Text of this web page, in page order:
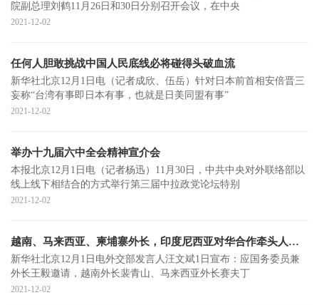
院副总理刘鹤11月26日和30日分别召开会议，在中央
2021-12-02
任何人胆敢挑战中国人民底线必将碰得头破血流
新华社北京12月1日电（记者成欣、伍岳）针对日本前首相安倍晋三
妄称“台湾有事即日本有事，也就是日美同盟有事”
2021-12-02
举办十九届六中全会精神宣介会
本报北京12月1日电（记者杨迅）11月30日，中共中央对外联络部以
线上线下相结合的方式举行第三届中拉政党论坛特别
2021-12-02
越南、马来西亚、柬埔寨外长，印度尼西亚对华合作牵头人、统筹部长将访华
新华社北京12月1日电外交部发言人汪文斌1日宣布：应国务委员兼
外长王毅邀请，越南外长裴青山、马来西亚外长赛夫丁
2021-12-02